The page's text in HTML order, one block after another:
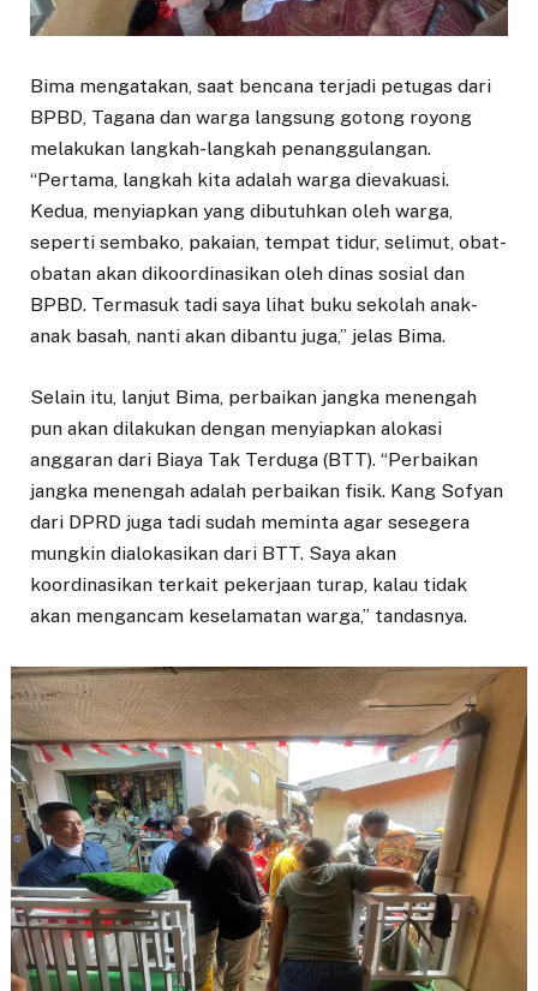
Bima mengatakan, saat bencana terjadi petugas dari
BPBD, Tagana dan warga langsung gotong royong
melakukan langkah-langkah penanggulangan.
“Pertama, langkah kita adalah warga dievakuasi.
Kedua, menyiapkan yang dibutuhkan oleh warga,
seperti sembako, pakaian, tempat tidur, selimut, obat-
obatan akan dikoordinasikan oleh dinas sosial dan
BPBD. Termasuk tadi saya lihat buku sekolah anak-
anak basah, nanti akan dibantu juga,” jelas Bima.
Selain itu, lanjut Bima, perbaikan jangka menengah
pun akan dilakukan dengan menyiapkan alokasi
anggaran dari Biaya Tak Terduga (BTT). “Perbaikan
jangka menengah adalah perbaikan fisik. Kang Sofyan
dari DPRD juga tadi sudah meminta agar sesegera
mungkin dialokasikan dari BTT. Saya akan
koordinasikan terkait pekerjaan turap, kalau tidak
akan mengancam keselamatan warga,” tandasnya.